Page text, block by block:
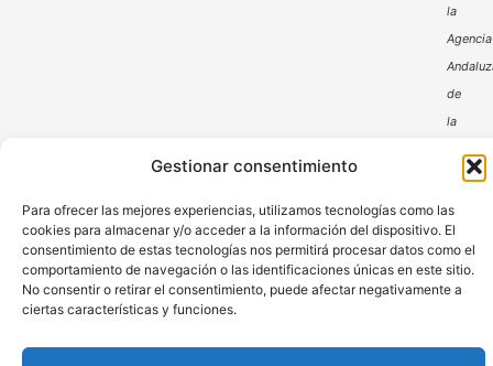
Gestionar consentimiento
Para ofrecer las mejores experiencias, utilizamos tecnologías como las
cookies para almacenar y/o acceder a la información del dispositivo. El
consentimiento de estas tecnologías nos permitirá procesar datos como el
comportamiento de navegación o las identificaciones únicas en este sitio.
No consentir o retirar el consentimiento, puede afectar negativamente a
ciertas características y funciones.
la
Agencia
de
la
Aviso Legal Política de Privacidad